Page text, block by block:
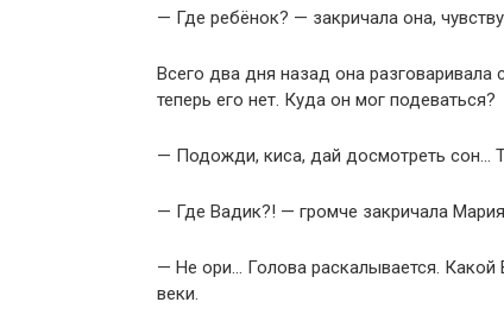
— Где ребёнок? — закричала она,
Всего два дня назад она
теперь его нет. Куда он мог подеваться?
— Подожди, киса, дай досмотреть сон…
— Где Вадик?! — громче закричала
— Не ори… Голова раскалывается.
веки.